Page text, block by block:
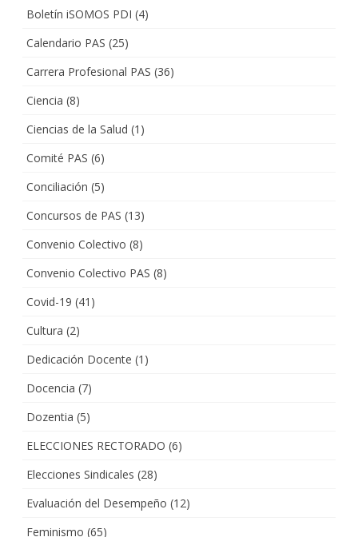
Boletín iSOMOS PDI (4)
Calendario PAS (25)
Carrera Profesional PAS (36)
Ciencia (8)
Ciencias de la Salud (1)
Comité PAS (6)
Conciliación (5)
Concursos de PAS (13)
Convenio Colectivo (8)
Convenio Colectivo PAS (8)
Covid-19 (41)
Cultura (2)
Dedicación Docente (1)
Docencia (7)
Dozentia (5)
ELECCIONES RECTORADO (6)
Elecciones Sindicales (28)
Evaluación del Desempeño (12)
Feminismo (65)